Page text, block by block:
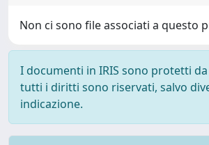
Non ci sono file associati a questo
I documenti in IRIS sono protetti
tutti i diritti sono riservati, salvo
indicazione.